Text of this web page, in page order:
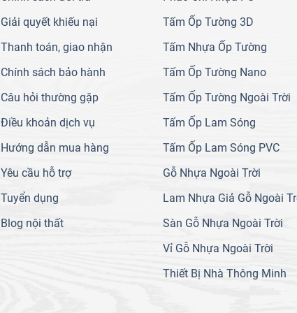
Giải quyết khiếu nại
Thanh toán, giao nhận
Chính sách bảo hành
Câu hỏi thường gặp
Điều khoản dịch vụ
Hướng dẫn mua hàng
Yêu cầu hỗ trợ
Tuyển dụng
Blog nội thất
Tấm Ốp Tường 3D
Tấm Nhựa Ốp Tường
Tấm Ốp Tường Nano
Tấm Ốp Tường Ngoài Trời
Tấm Ốp Lam Sóng
Tấm Ốp Lam Sóng PVC
Gỗ Nhựa Ngoài Trời
Lam Nhựa Giả Gỗ Ngoài
Sàn Gỗ Nhựa Ngoài Trời
Vỉ Gỗ Nhựa Ngoài Trời
Thiết Bị Nhà Thông Minh